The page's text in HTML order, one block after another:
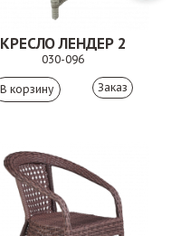
КРЕСЛО ЛЕНДЕР 2
030-096
Заказ